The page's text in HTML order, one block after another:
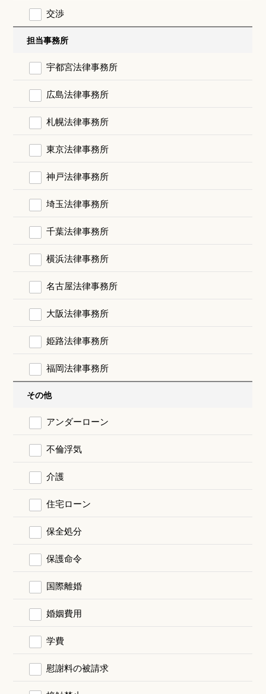
交渉
担当事務所
宇都宮法律事務所
広島法律事務所
札幌法律事務所
東京法律事務所
神戸法律事務所
埼玉法律事務所
千葉法律事務所
横浜法律事務所
名古屋法律事務所
大阪法律事務所
姫路法律事務所
福岡法律事務所
その他
アンダーローン
不倫浮気
介護
住宅ローン
保全処分
保護命令
国際離婚
婚姻費用
学費
慰謝料の被請求